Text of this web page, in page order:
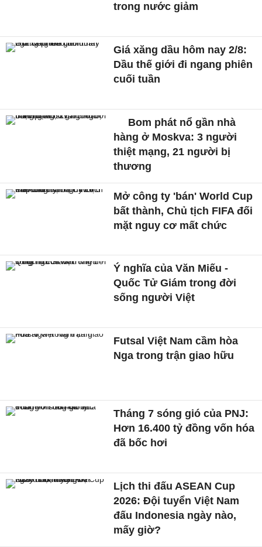
trong nước giảm
Giá xăng dầu hôm nay 2/8:
Dầu thế giới đi ngang phiên
cuối tuần
Bom phát nổ gần nhà
hàng ở Moskva: 3 người
thiệt mạng, 21 người bị
thương
Mở công ty 'bán' World Cup
bất thành, Chủ tịch FIFA đối
mặt nguy cơ mất chức
Ý nghĩa của Văn Miếu -
Quốc Tử Giám trong đời
sống người Việt
Futsal Việt Nam cầm hòa
Nga trong trận giao hữu
Tháng 7 sóng gió của PNJ:
Hơn 16.400 tỷ đồng vốn hóa
đã bốc hơi
Lịch thi đấu ASEAN Cup
2026: Đội tuyển Việt Nam
đấu Indonesia ngày nào,
mấy giờ?